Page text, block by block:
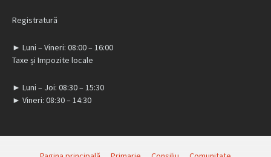
Registratură
► Luni – Vineri: 08:00 – 16:00
Taxe și Impozite locale
► Luni – Joi: 08:30 – 15:30
► Vineri: 08:30 – 14:30